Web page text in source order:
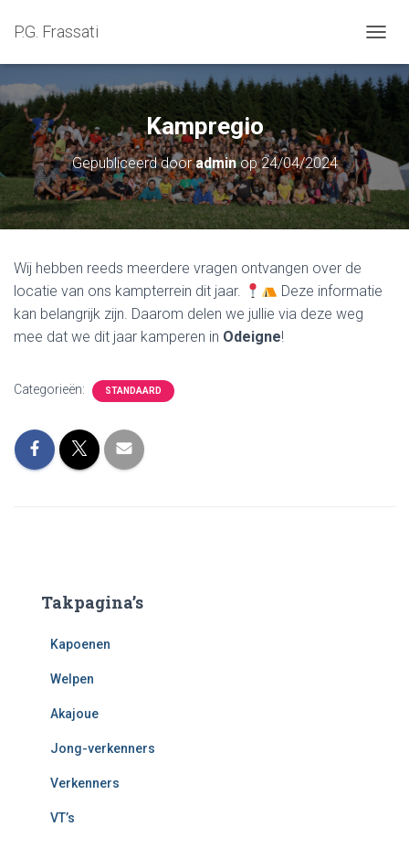
P.G. Frassati
Kampregio
Gepubliceerd dooradminop24/04/2024
Wij hebben reeds meerdere vragen ontvangen over de
locatie van ons kampterrein dit jaar.
Deze informatie
kan belangrijk zijn. Daarom delen we jullie via deze weg
mee dat we dit jaar kamperen in Odeigne!
Categorieën: STANDAARD
Takpagina’s
Kapoenen
Welpen
Akajoue
Jong-verkenners
Verkenners
VT’s